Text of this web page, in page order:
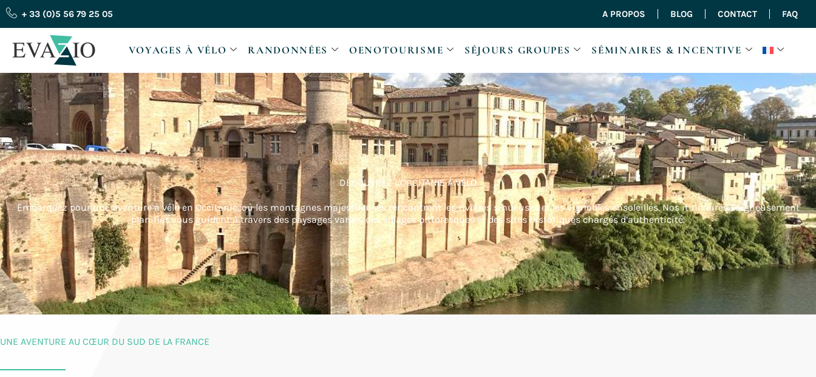
Aller
au
contenu
+ 33 (0)5 56 79 25 05 A PROPOS BLOG CONTACT FAQ
VOYAGES À VÉLO RANDONNÉES OENOTOURISME SÉJOURS GROUPES SÉMINAIRES & INCENTIVE
DÉCOUVREZ L'OCCITANIE À VÉLO
Embarquez pour une aventure à vélo en Occitanie, où les montagnes majestueuses rencontrent les rivières sinueuses et les vignobles ensoleillés. Nos itinéraires soigneusement
planifiés vous guident à travers des paysages variés, des villages pittoresques et des sites historiques chargés d’authenticité.
UNE AVENTURE AU CŒUR DU SUD DE LA FRANCE